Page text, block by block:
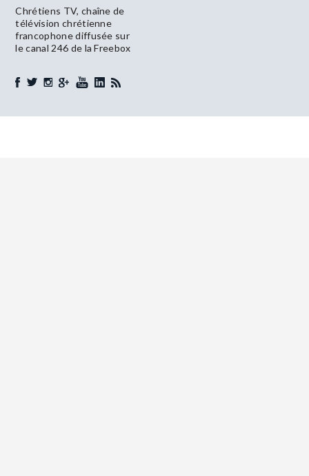
Chrétiens TV, chaîne de
télévision chrétienne
francophone diffusée sur
le canal 246 de la Freebox